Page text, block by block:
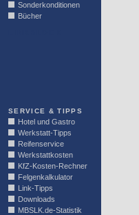
Sonderkonditionen
Bücher
SERVICE & TIPPS
Hotel und Gastro
Werkstatt-Tipps
Reifenservice
Werkstattkosten
KfZ-Kosten-Rechner
Felgenkalkulator
Link-Tipps
Downloads
MBSLK.de-Statistik